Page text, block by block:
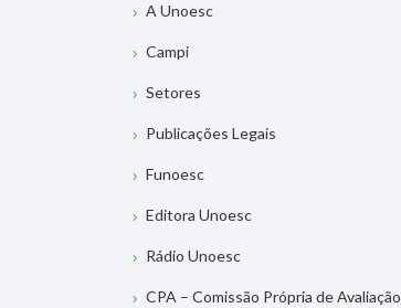
A Unoesc
Campi
Setores
Publicações Legais
Funoesc
Editora Unoesc
Rádio Unoesc
CPA – Comissão Própria de Avaliação